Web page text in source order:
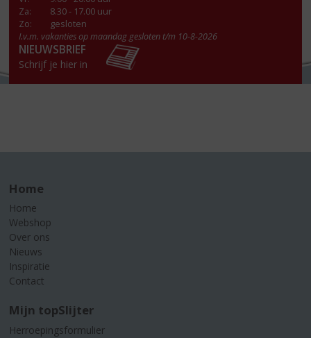
Za:
8.30 - 17.00 uur
Zo:
gesloten
I.v.m. vakanties op maandag gesloten t/m 10-8-2026
NIEUWSBRIEF
Schrijf je hier in
Home
Home
Webshop
Over ons
Nieuws
Inspiratie
Contact
Mijn topSlijter
Herroepingsformulier